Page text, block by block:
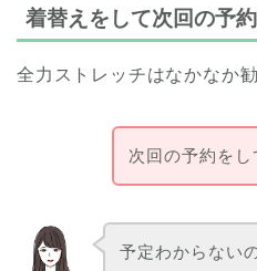
着替えをして次回の予約
全力ストレッチはなかなか
次回の予約をし
予定わからない